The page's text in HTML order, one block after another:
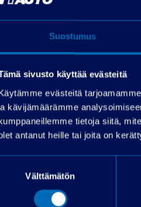
Suostumus
sivusto käyttää evästeitä
evästeitä
kävijämäärämme
tietoja siitä,
antanut heille tai joita on
Välttämätön
muistitoiminnolla
ja Premium Plus
Meillä
19€/
OP-